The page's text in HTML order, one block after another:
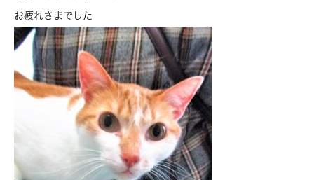
お疲れさまでした